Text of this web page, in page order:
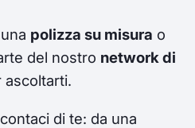
polizza su misura o
del nostro network di
ascoltarti.
di te: da una